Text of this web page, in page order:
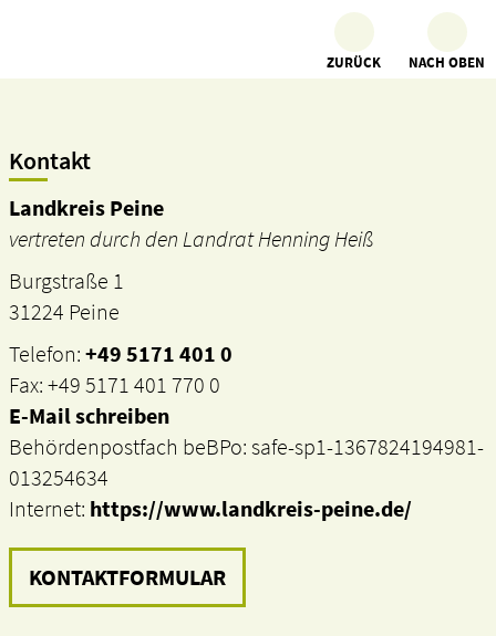
ZURÜCK NACH OBEN
Kontakt
Landkreis Peine
vertreten durch den Landrat Henning Heiß
Burgstraße 1
31224 Peine
Telefon:+49 5171 401 0
Fax: +49 5171 401 770 0
E-Mail schreiben
Behördenpostfach beBPo: safe-sp1-1367824194981-
013254634
Internet: https://www.landkreis-peine.de/
KONTAKTFORMULAR